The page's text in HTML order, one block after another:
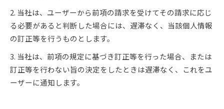
2. 当社は、ユーザーから前項の請求を受けてその請求に応じ
る必要があると判断した場合には、遅滞なく、当該個人情報
の訂正等を行うものとします。
3. 当社は、前項の規定に基づき訂正等を行った場合、または
訂正等を行わない旨の決定をしたときは遅滞なく、これをユ
ーザーに通知します。